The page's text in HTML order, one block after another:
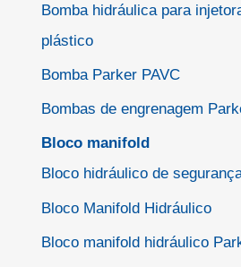
Bomba hidráulica para
plástico
Bomba Parker PAVC
Bombas de engrenagem
Bloco manifold
Bloco hidráulico de
Bloco Manifold Hidráulico
Bloco manifold hidráulico